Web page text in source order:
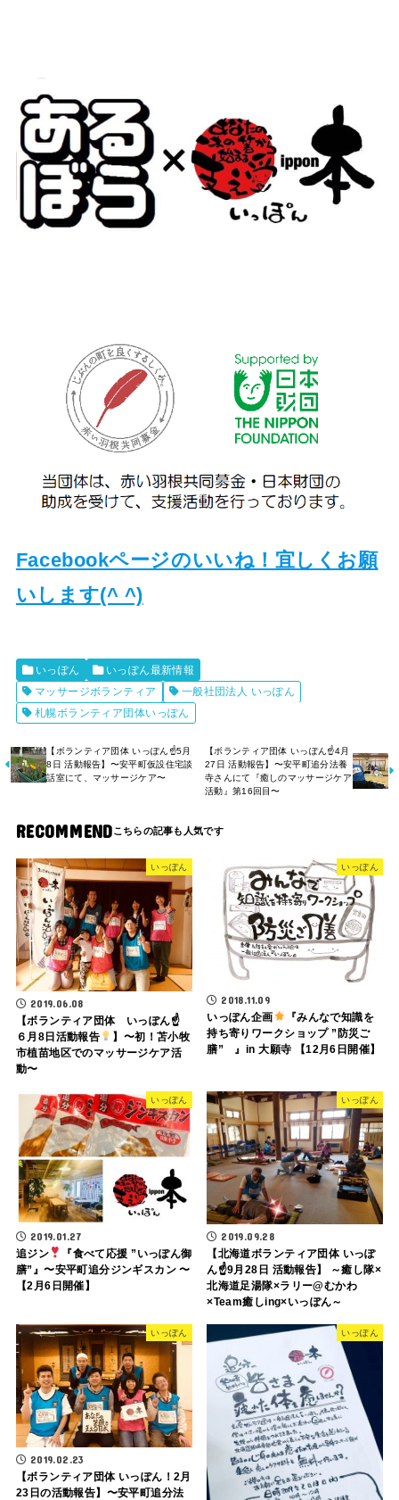
Facebookページのいいね！宜しくお願
いします(^ ^)
いっぽん
いっぽん最新情報
マッサージボランティア
一般社団法人 いっぽん
札幌ボランティア団体いっぽん
【ボランティア団体 いっぽん☝️5月
8日 活動報告】〜安平町仮設住宅談
話室にて、マッサージケア〜
【ボランティア団体 いっぽん☝️4月
27日 活動報告】〜安平町追分法養
寺さんにて『癒しのマッサージケア
活動』第16回目〜
RECOMMEND
いっぽん
2019.06.08
【ボランティア団体 いっぽん☝
６月8日活動報告
】〜初！苫小牧
市植苗地区でのマッサージケア活
動〜
いっぽん
2018.11.09
いっぽん企画
『みんなで知識を
持ち寄りワークショップ ”防災ご
膳” 』in 大願寺 【12月6日開催】
いっぽん
2019.01.27
追ジン
『食べて応援 ”いっぽん御
膳”』〜安平町追分ジンギスカン 〜
【2月6日開催】
いっぽん
2019.09.28
【北海道ボランティア団体 いっぽ
ん☝️9月28日 活動報告】 ～癒し隊×
北海道足湯隊×ラリー@むかわ
×Team癒しing×いっぽん～
いっぽん
2019.02.23
【ボランティア団体 いっぽん！2月
23日の活動報告】〜安平町追分法
いっぽん